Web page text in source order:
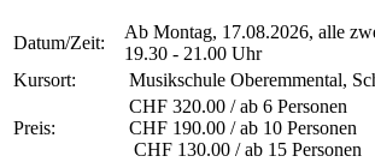
Datum/Zeit:
Ab Montag, 17.08.2026, alle
19.30 - 21.00 Uhr
Kursort:
Musikschule Oberemmental,
Preis:
CHF 320.00 / ab 6 Personen
CHF 190.00 / ab 10 Personen
CHF 130.00 / ab 15 Personen